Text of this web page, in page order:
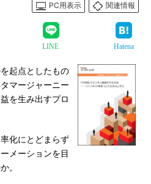
PC用表示
関連情報
LINE Hatena
起点としたもの
マージャーニー
を生み出すプロ
化にとどまらず
メーションを目
。